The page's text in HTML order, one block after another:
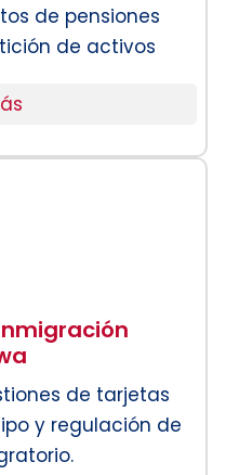
de pensiones
de activos
de tarjetas
y regulación de